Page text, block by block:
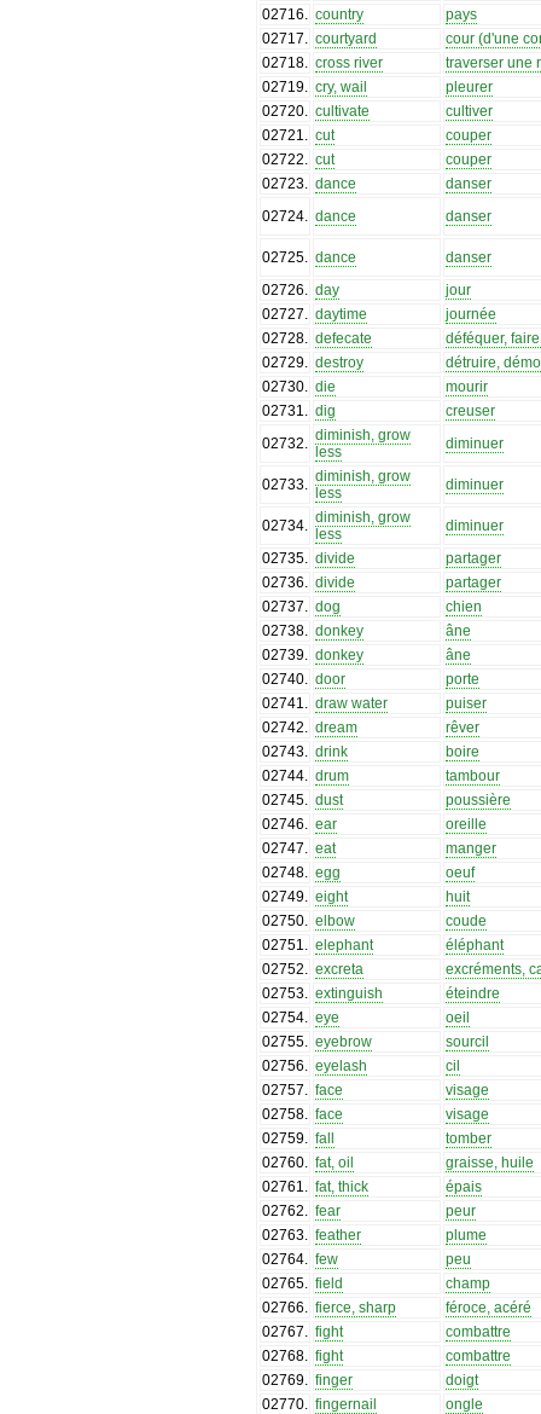
02716
country
pays
02717
courtyard
cour (d'une
02718
cross river
traverser une
02719
cry, wail
pleurer
02720
cultivate
cultiver
02721
cut
couper
02722
cut
couper
02723
dance
danser
02724
dance danser
02725 dance
danser
02726
day
jour
02727
daytime
journée
02728
defecate
déféquer,
02729
destroy
détruire,
02730
die
mourir
02731
dig
creuser
02732
diminish, grow
less
diminuer
02733
diminish, grow
less
diminuer
02734
diminish, grow
less
diminuer
02735
divide
partager
02736
divide
partager
02737
dog
chien
02738
donkey
âne
02739
donkey
âne
02740
door
porte
02741
draw water
puiser
02742
dream
rêver
02743
drink
boire
02744
drum
tambour
02745
dust
poussière
02746
ear
oreille
02747
eat
manger
02748
egg
oeuf
02749
eight
huit
02750
elbow
coude
02751
elephant
éléphant
02752
excreta
excréments,
02753
extinguish
éteindre
02754
eye
oeil
02755
eyebrow
sourcil
02756
eyelash
cil
02757
face
visage
02758
face
visage
02759
fall
tomber
02760
fat, oil
graisse, huile
02761
fat, thick
épais
02762
fear
peur
02763
feather
plume
02764
few
peu
02765
field
champ
02766
fierce, sharp
féroce, acéré
02767
fight
combattre
02768
fight
combattre
02769
finger
doigt
02770
fingernail ongle